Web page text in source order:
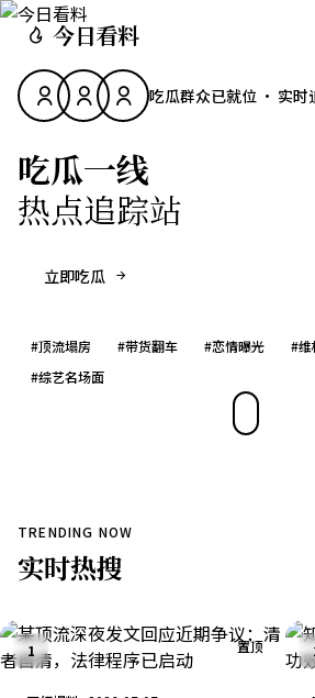
今日看料
吃瓜群众已就位 · 实时
吃瓜一线
热点追踪站
立即吃瓜
#顶流塌房 #带货翻车 #恋情曝光 #维
#综艺名场面
TRENDING NOW
实时热搜
1 置顶